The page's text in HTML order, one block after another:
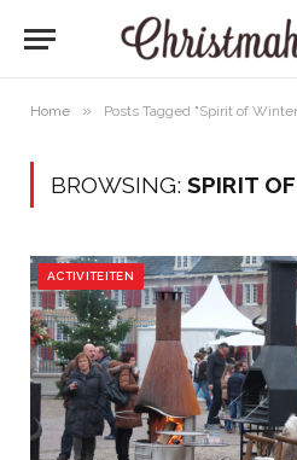
Home » Posts Tagged "Spirit of
BROWSING: SPIRIT
ACTIVITEITEN